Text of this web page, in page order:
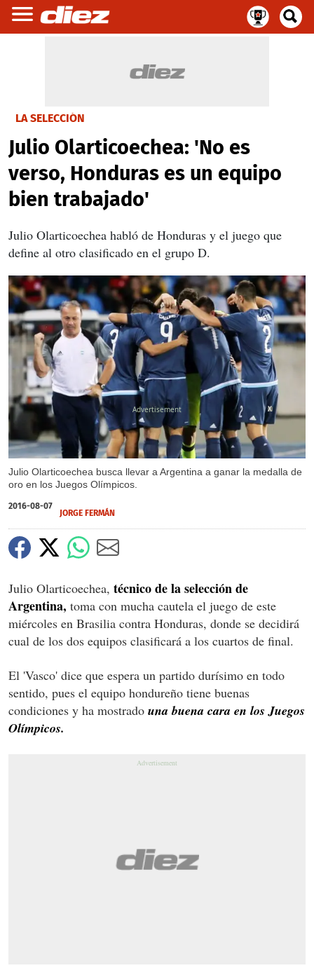
LA SELECCIÓN
Julio Olarticoechea: 'No es
verso, Honduras es un equipo
bien trabajado'
Julio Olarticoechea habló de Honduras y el juego que
define al otro clasificado en el grupo D.
Julio Olarticoechea busca llevar a Argentina a ganar la medalla de
oro en los Juegos Olímpicos.
X
2016-08-07
JORGE FERMÁN
Julio Olarticoechea, técnico de la selección de
Argentina, toma con mucha cautela el juego de este
miércoles en Brasilia contra Honduras, donde se decidirá
cual de los dos equipos clasificará a los cuartos de final.
El 'Vasco' dice que espera un partido durísimo en todo
sentido, pues el equipo hondureño tiene buenas
condiciones y ha mostrado una buena cara en los Juegos
Olímpicos.